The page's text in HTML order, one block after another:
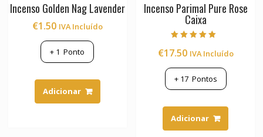
Incenso Golden Nag Lavender
€1.50 IVA Incluído
+ 1 Ponto
Adicionar
Incenso Parimal Pure Rose
Caixa
5.00
de 5
€17.50 IVA Incluído
+ 17Pontos
Adicionar